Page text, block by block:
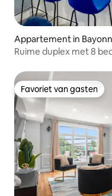
Appartement in
Ruime duplex met 8
Favoriet van gasten
Favoriet van gasten